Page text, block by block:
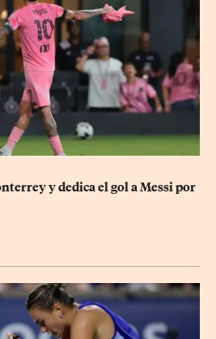
y dedica el gol a Messi por